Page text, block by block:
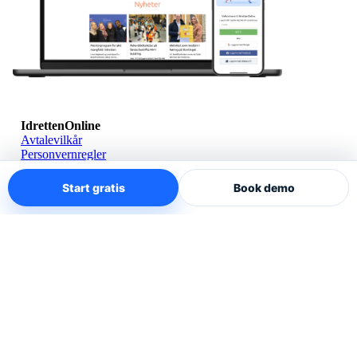
Start gratis Book demo
IdrettenOnline
Avtalevilkår
Personvernregler
Referanser
Powered by: